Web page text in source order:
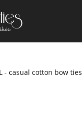
- casual cotton bow ties